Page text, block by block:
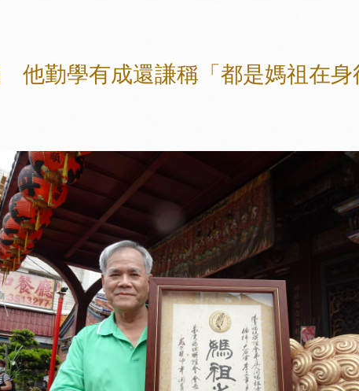
他勤學有成還謙稱「都是媽祖在身